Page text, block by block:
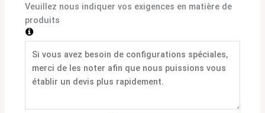
Veuillez nous indiquer vos exigences en matière de
produits